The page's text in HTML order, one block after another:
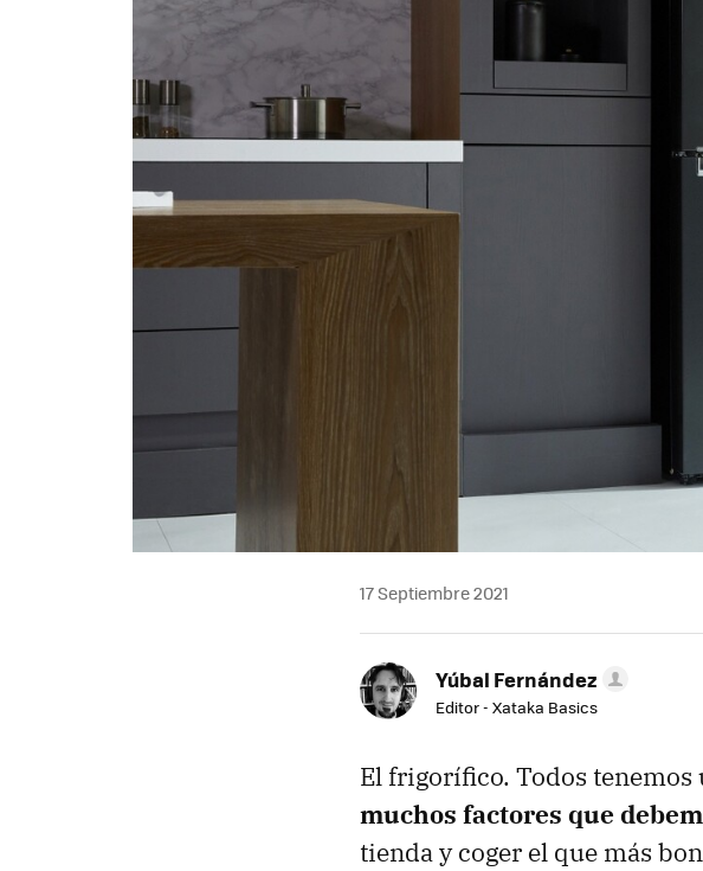
17 Septiembre 2021
Yúbal Fernández
Editor - Xataka Basics
El frigorífico. Todos tenemos
muchos factores que
tienda y coger el que más